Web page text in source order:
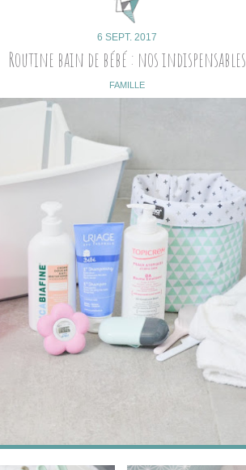
6 SEPT. 2017
Routine bain de bébé : nos indispensables
FAMILLE